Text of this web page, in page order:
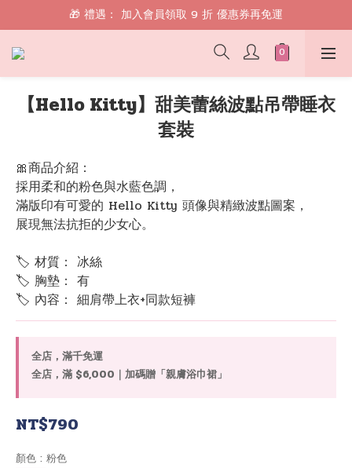
🎁 禮遇： 加入會員領取 9 折 優惠券再免運
🎁 禮遇： 加入會員領取 9 折 優惠券再免運
📱 綁定 LINE 好友，現領 $100 購物金！
🎁 禮遇： 加入會員領取 9 折 優惠券再免運
【Hello Kitty】甜美蕾絲波點吊帶睡衣
套裝
🎀商品介紹：
採用柔和的粉色與水藍色調，
滿版印有可愛的 Hello Kitty 頭像與精緻波點圖案，
展現無法抗拒的少女心。
🏷 材質： 冰絲
🏷 胸墊： 有
🏷 內容： 細肩帶上衣+同款短褲
全店，滿千免運
全店，滿 $6,000｜加碼贈「親膚浴巾裙」
NT$790
顏色 : 粉色